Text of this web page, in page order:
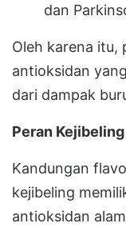
dan
Oleh karena itu,
antioksidan
dari dampak
Peran
Kandungan
kejibeling
antioksidan